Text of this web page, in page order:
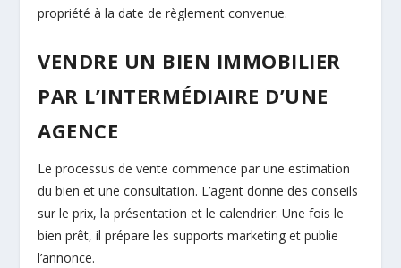
propriété à la date de règlement convenue.
VENDRE UN BIEN IMMOBILIER
PAR L’INTERMÉDIAIRE D’UNE
AGENCE
Le processus de vente commence par une estimation
du bien et une consultation. L’agent donne des conseils
sur le prix, la présentation et le calendrier. Une fois le
bien prêt, il prépare les supports marketing et publie
l’annonce.